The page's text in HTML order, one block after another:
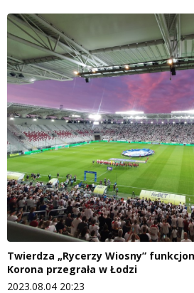
Twierdza „Rycerzy Wiosny”
Korona przegrała w Łodzi
2023.08.04 20:23